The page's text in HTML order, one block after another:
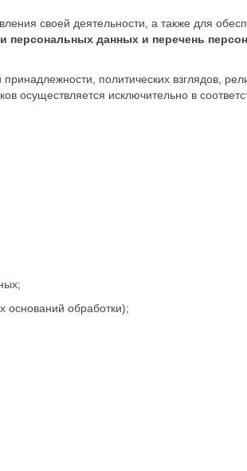
своей деятельности, а также для
персональных данных и перечень
политических взглядов,
осуществляется исключительно в
оснований обработки);